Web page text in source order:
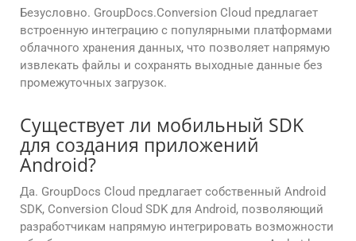
Безусловно. GroupDocs.Conversion Cloud предлагает
встроенную интеграцию с популярными платформами
облачного хранения данных, что позволяет напрямую
извлекать файлы и сохранять выходные данные без
промежуточных загрузок.
Существует ли мобильный SDK
для создания приложений
Android?
Да. GroupDocs Cloud предлагает собственный Android
SDK, Conversion Cloud SDK для Android, позволяющий
разработчикам напрямую интегрировать возможности